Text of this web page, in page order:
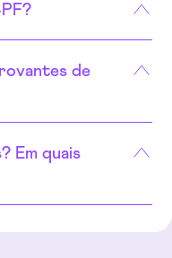
de
Em quais
minha rede